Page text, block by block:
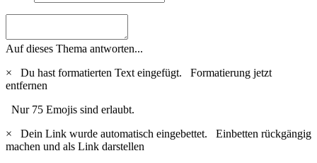
Auf dieses Thema antworten...
×
Du hast formatierten Text eingefügt. Formatierung jetzt
entfernen
Nur 75 Emojis sind erlaubt.
×
Dein Link wurde automatisch eingebettet. Einbetten rückgängig
machen und als Link darstellen